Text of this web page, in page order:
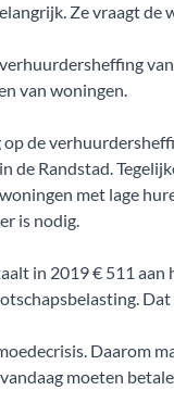
Ze vraagt de
van woningen.
de
de Randstad.
met lage
is nodig.
in 2019 € 511 aan
Dat
Daarom
moeten